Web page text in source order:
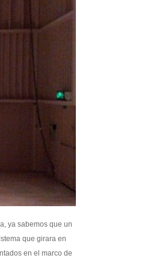
ya sabemos que un
que girara en
en el marco de